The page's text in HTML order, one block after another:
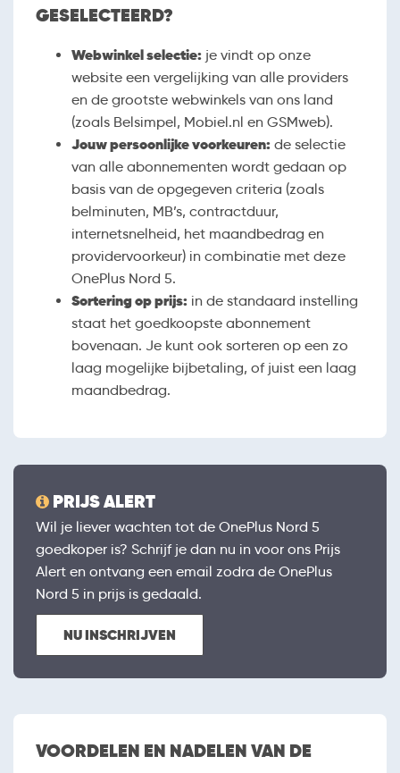
GESELECTEERD?
Webwinkel selectie: je vindt op onze
website een vergelijking van alle providers
en de grootste webwinkels van ons land
(zoals Belsimpel, Mobiel.nl en GSMweb).
Jouw persoonlijke voorkeuren: de selectie
van alle abonnementen wordt gedaan op
basis van de opgegeven criteria (zoals
belminuten, MB’s, contractduur,
internetsnelheid, het maandbedrag en
providervoorkeur) in combinatie met deze
OnePlus Nord 5.
Sortering op prijs: in de standaard instelling
staat het goedkoopste abonnement
bovenaan. Je kunt ook sorteren op een zo
laag mogelijke bijbetaling, of juist een laag
maandbedrag.
PRIJS ALERT
Wil je liever wachten tot de OnePlus Nord 5
goedkoper is? Schrijf je dan nu in voor ons Prijs
Alert en ontvang een email zodra de OnePlus
Nord 5 in prijs is gedaald.
NU INSCHRIJVEN
VOORDELEN EN NADELEN VAN DE